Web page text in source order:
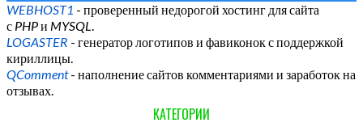
WEBHOST1 - проверенный недорогой хостинг для сайта
с PHPи MYSQL.
LOGASTER - генератор логотипов и фавиконок с поддержкой
кириллицы.
QComment- наполнение сайтов комментариями и заработок на
отзывах.
КАТЕГОРИИ